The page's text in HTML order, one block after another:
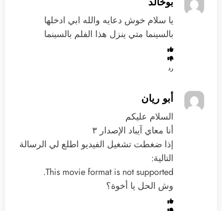
يا سلام خوش دعايه والله ابي ادخلها
بالسينما متي ينزل هذا الفلم بالسينما
رد
أبو ريان
السلام عليكم
أنا معاي آيباد الإصدار ۳
إذا ضغطت تشغيل الفيديو اطلع لي الرسالة
التالية:
This movie format is not supported.
وش الحل يا أخوة؟